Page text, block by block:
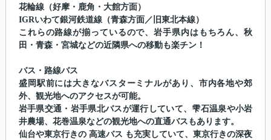
花輪線（好摩・鹿角・大館方面）
IGRいわて銀河鉄道線（青森方面／旧東北本線）
これらの路線が揃っているので、岩手県内はもちろん、秋
田・青森・宮城などの近隣県への移動も楽チン！
バス・路線バス
盛岡駅前には大きなバスターミナルがあり、市内各地や郊
外、観光地へのアクセスが可能。
岩手県交通・岩手県北バスが運行していて、雫石温泉や小岩
井農場、花巻温泉などの観光地への直通バスもあります。
仙台や東京行きの 高速バス も充実していて、東京行きの深夜